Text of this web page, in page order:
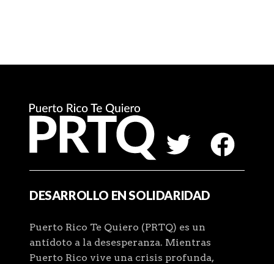
DESARROLLO EN SOLIDARIDAD
Puerto Rico Te Quiero (PRTQ) es un
antídoto a la desesperanza. Mientras
Puerto Rico vive una crisis profunda,